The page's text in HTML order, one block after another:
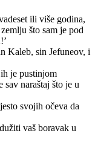
ili više godina,
što sam je pod
Kaleb, sin Jefuneov, i
je pustinjom
naraštaj što je u
svojih očeva da
vaš boravak u